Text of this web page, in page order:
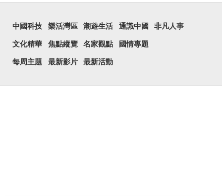
中國科技 樂活灣區 潮遊生活 通識中國 非凡人事
文化精華 焦點縱覽 名家觀點 國情專題
每周主題 最新影片 最新活動